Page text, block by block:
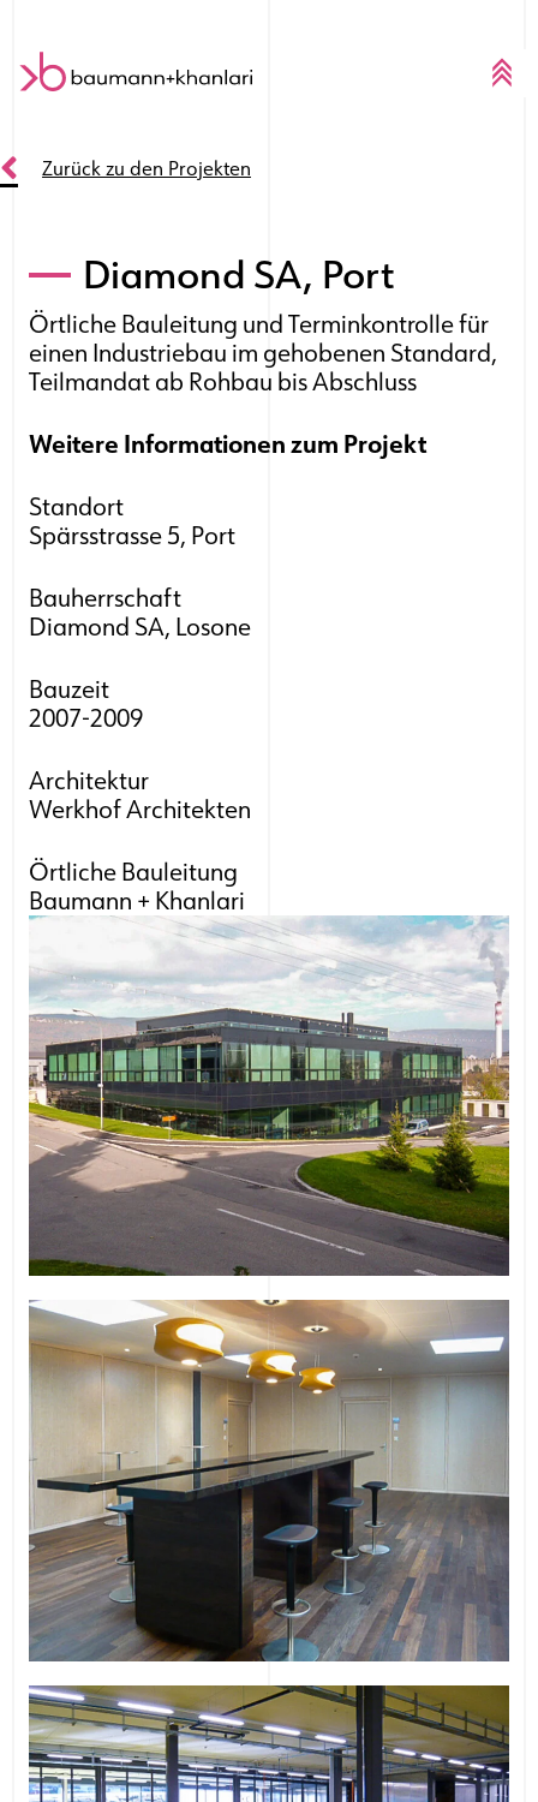
Zurück zu den Projekten
Diamond SA, Port
Örtliche Bauleitung und Terminkontrolle für
einen Industriebau im gehobenen Standard,
Teilmandat ab Rohbau bis Abschluss
Weitere Informationen zum Projekt
Standort
Spärsstrasse 5, Port
Bauherrschaft
Diamond SA, Losone
Bauzeit
2007-2009
Architektur
Werkhof Architekten
Örtliche Bauleitung
Baumann + Khanlari